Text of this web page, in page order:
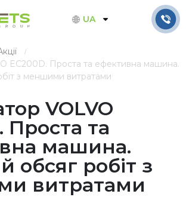
UA
EC200D. Проста та ефективна машина.
з меншими витратами
VOLVO
Проста та
машина.
обсяг робіт з
витратами